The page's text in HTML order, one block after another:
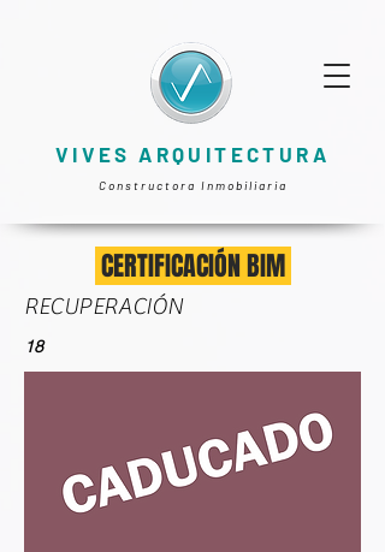
VIVES ARQUITECTURA
Constructora Inmobiliaria
CERTIFICACIÓN BIM
RECUPERACIÓN
18